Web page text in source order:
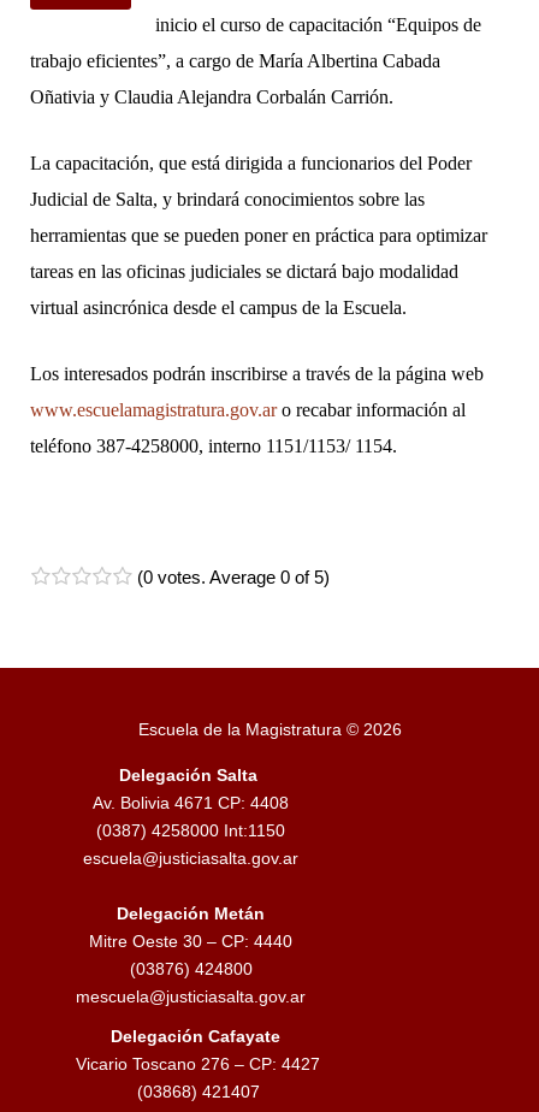
inicio el curso de capacitación “Equipos de
trabajo eficientes”, a cargo de María Albertina Cabada
Oñativia y Claudia Alejandra Corbalán Carrión.
La capacitación, que está dirigida a funcionarios del Poder
Judicial de Salta, y brindará conocimientos sobre las
herramientas que se pueden poner en práctica para optimizar
tareas en las oficinas judiciales se dictará bajo modalidad
virtual asincrónica desde el campus de la Escuela.
Los interesados podrán inscribirse a través de la página web
www.escuelamagistratura.gov.aro recabar información al
teléfono 387-4258000, interno 1151/1153/ 1154.
(0 votes. Average 0 of 5)
Escuela de la Magistratura © 2026
Delegación Salta
Av. Bolivia 4671 CP: 4408
(0387) 4258000 Int:1150
escuela@justiciasalta.gov.ar
Delegación Metán
Mitre Oeste 30 – CP: 4440
(03876) 424800
mescuela@justiciasalta.gov.ar
Delegación Cafayate
Vicario Toscano 276 – CP: 4427
(03868) 421407